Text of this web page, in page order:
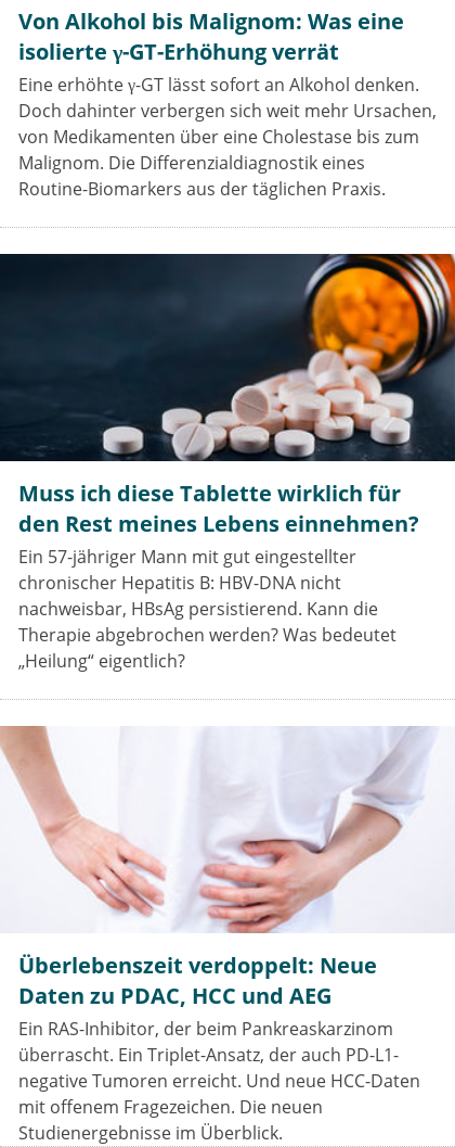
Von Alkohol bis Malignom: Was eine
isolierte γ-GT-Erhöhung verrät
Eine erhöhte γ-GT lässt sofort an Alkohol denken.
Doch dahinter verbergen sich weit mehr Ursachen,
von Medikamenten über eine Cholestase bis zum
Malignom. Die Differenzialdiagnostik eines
Routine-Biomarkers aus der täglichen Praxis.
Muss ich diese Tablette wirklich für
den Rest meines Lebens einnehmen?
Ein 57-jähriger Mann mit gut eingestellter
chronischer Hepatitis B: HBV-DNA nicht
nachweisbar, HBsAg persistierend. Kann die
Therapie abgebrochen werden? Was bedeutet
„Heilung“ eigentlich?
Überlebenszeit verdoppelt: Neue
Daten zu PDAC, HCC und AEG
Ein RAS-Inhibitor, der beim Pankreaskarzinom
überrascht. Ein Triplet-Ansatz, der auch PD-L1-
negative Tumoren erreicht. Und neue HCC-Daten
mit offenem Fragezeichen. Die neuen
Studienergebnisse im Überblick.